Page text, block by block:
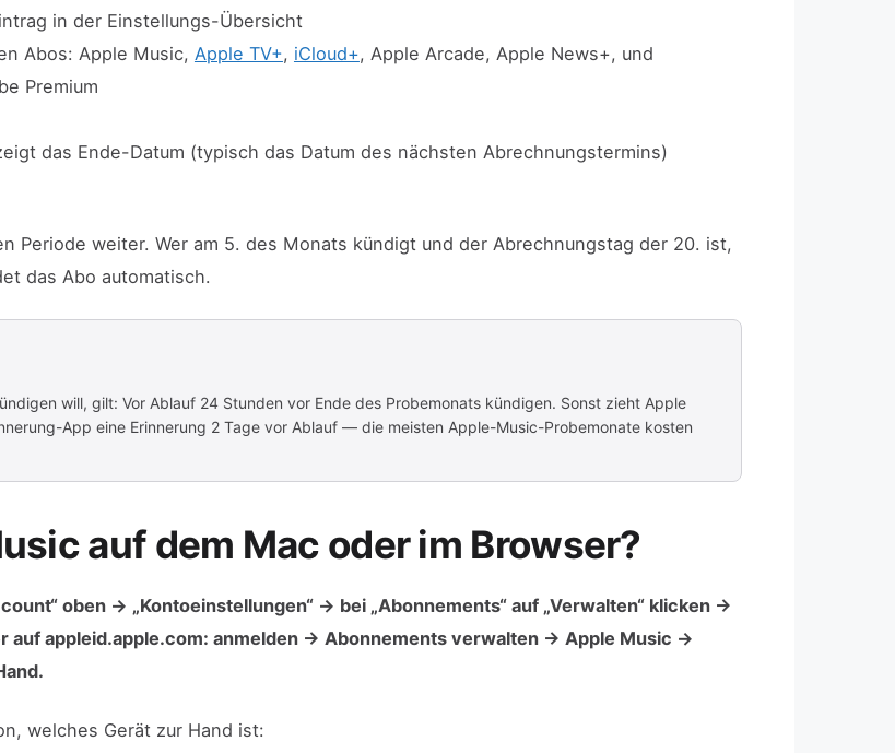
in der Einstellungs-Übersicht
Abos: Apple Music, Apple TV+, iCloud+, Apple Arcade, Apple News+, und
Premium
das Ende-Datum (typisch das Datum des nächsten Abrechnungstermins)
Periode weiter. Wer am 5. des Monats kündigt und der Abrechnungstag der 20. ist,
das Abo automatisch.
will, gilt: Vor Ablauf 24 Stunden vor Ende des Probemonats kündigen. Sonst zieht Apple
App eine Erinnerung 2 Tage vor Ablauf — die meisten Apple-Music-Probemonate kosten
auf dem Mac oder im Browser?
oben → „Kontoeinstellungen“ → bei „Abonnements“ auf „Verwalten“ klicken →
auf appleid.apple.com: anmelden → Abonnements verwalten → Apple Music →
welches Gerät zur Hand ist: